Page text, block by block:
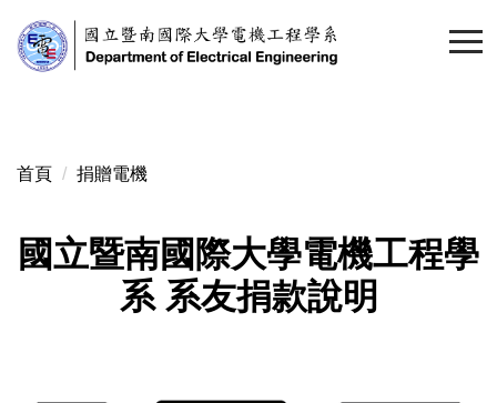
到
主
區
首頁 捐贈電機
國立暨南國際大學電機工程學
系 系友捐款說明